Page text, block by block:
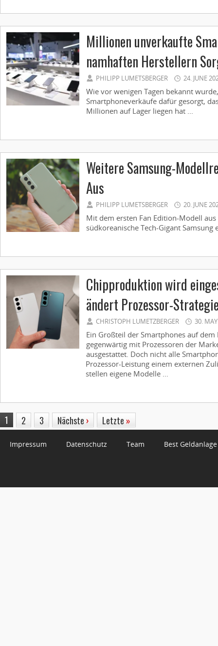
Millionen unverkaufte
namhaften Herstellern
PHILIPP LUMETSBERGER 24. JUNE
Wie vor wenigen Tagen bekannt
Smartphoneverkäufe dafür gesorgt,
Millionen auf Lager liegen hat ...
Weitere Samsung-
Aus
PHILIPP LUMETSBERGER 20. JUNE
Mit dem ersten Fan Edition-Modell
südkoreanische Tech-Gigant Samsung
Chipproduktion wird
ändert Prozessor-
CHRISTOPH LUMETZBERGER 30.
Ein Großteil der Smartphones auf
gegenwärtig mit Prozessoren der
ausgestattet. Doch nicht alle
Prozessor-Leistung einem externen
stellen eigene Modelle ...
1 2 3 Nächste › Letzte »
Impressum Datenschutz Team Best Geldanlage